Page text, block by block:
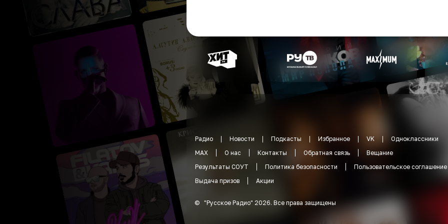
Радио Новости Подкасты Избранное VK
Одноклассники
MAX
О нас Контакты Обратная связь
Вещание
Результаты СОУТ
Политика безопасности
Пользовательское соглашение
Выдача призов
Акции
© "Русское Радио" 2026. Все права защищены